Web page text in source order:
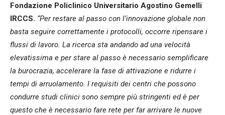
Fondazione Policlinico Universitario Agostino Gemelli
IRCCS. “Per restare al passo con l’innovazione globale non
basta seguire correttamente i protocolli, occorre ripensare i
flussi di lavoro. La ricerca sta andando ad una velocità
elevatissima e per stare al passo è necessario semplificare
la burocrazia, accelerare la fase di attivazione e ridurre i
tempi di arruolamento. I requisiti dei centri che possono
condurre studi clinici sono sempre più stringenti ed è per
questo che è necessario fare rete per far arrivare le nuove